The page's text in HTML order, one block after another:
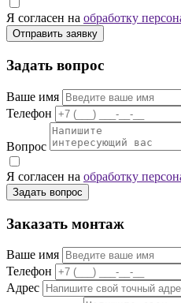
Я согласен на обработку
Отправить заявку
Задать вопрос
Ваше имя
Телефон
Вопрос
Я согласен на обработку
Задать вопрос
Заказать монтаж
Ваше имя
Телефон
Адрес